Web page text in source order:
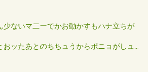
少ないマ二ーでかお動かすもハナ立ちが
ッたあとのちちュうからポニョがしュ...